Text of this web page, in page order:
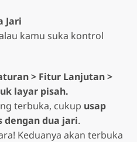
Jari
kamu suka kontrol
> Fitur Lanjutan >
layar pisah.
terbuka, cukup usap
dengan dua jari.
Keduanya akan terbuka